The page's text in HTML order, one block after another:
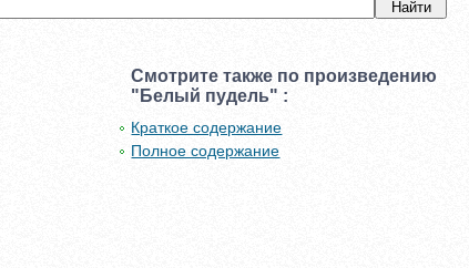
Смотрите также по произведению
"Белый пудель" :
Краткое содержание
Полное содержание